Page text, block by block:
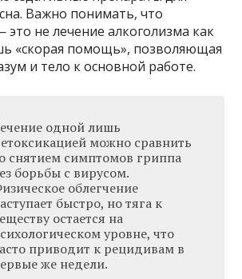
Важно понимать, что
это не лечение алкоголизма как
«скорая помощь», позволяющая
и тело к основной работе.
одной лишь
можно сравнить
снятием симптомов гриппа
борьбы с вирусом.
облегчение
быстро, но тяга к
остается на
уровне, что
приводит к рецидивам в
же недели.